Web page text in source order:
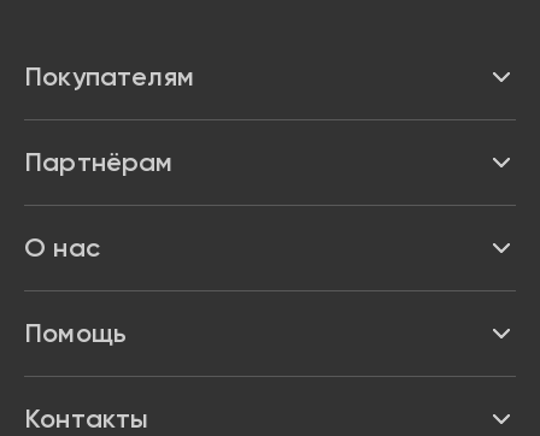
Покупателям
Доставка и оплата
Акции и скидки
Возврат товара
Партнёрам
О нас
Помощь
Контакты